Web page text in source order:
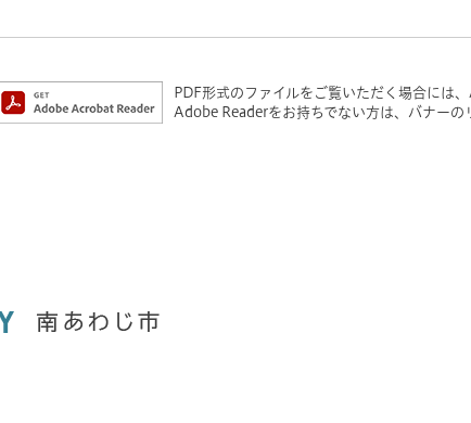
PDF形式のファイルをご覧いただく場合には
Adobe Readerをお持ちでない方は、バナーの